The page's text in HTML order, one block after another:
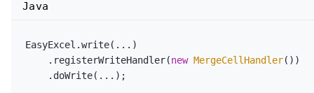
EasyExcel.write(...)
    .registerWriteHandler(
new MergeCellHandler())
Java